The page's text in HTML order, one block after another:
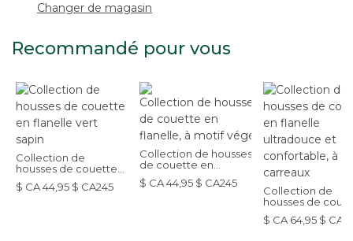
Changer de magasin
Recommandé pour vous
Collection de
housses de couette
en flanelle vert sapin
$ CA 44,95 $ CA245
Collection de housses
de couette en
flanelle, à motif végétal et floral
$ CA 44,95 $ CA245
Collection de
housses de
en flanelle
et confortable, à
$ CA 64,95 $ CA